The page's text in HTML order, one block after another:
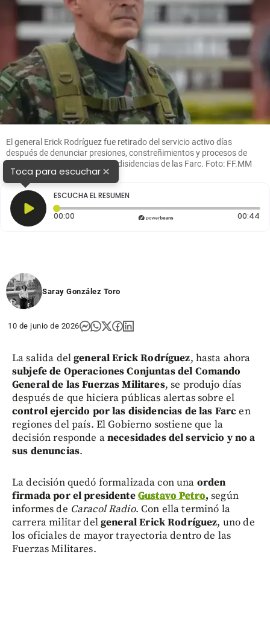
El general Erick Rodríguez fue retirado del servicio activo días
después de denunciar presiones, constreñimientos y procesos de
carnetización atribuidos a las disidencias de las Farc. Foto: FF.MM
Toca para escuchar×
ESCUCHA EL RESUMEN
00:00 Tiempo transcurrido: 0 segundos 00:44
Saray González Toro
10 de junio de 2026
La salida delgeneral Erick Rodríguez, hasta ahora
subjefe de Operaciones Conjuntas del Comando
General de las Fuerzas Militares, se produjo días
después de que hiciera públicas alertas sobre el
control ejercido por las disidencias de las Farcen
regiones del país. El Gobierno sostiene que la
decisión responde anecesidades del servicio y no a
sus denuncias.
La decisión quedó formalizada con una orden
firmada por el presidenteGustavo Petro,según
informes de Caracol Radio. Con ella terminó la
carrera militar delgeneral Erick Rodríguez, uno de
los oficiales de mayor trayectoria dentro de las
Fuerzas Militares.